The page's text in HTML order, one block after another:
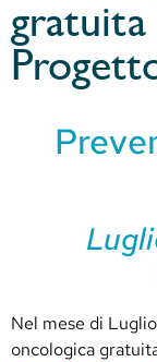
gratuita
Nel mese di
oncologica